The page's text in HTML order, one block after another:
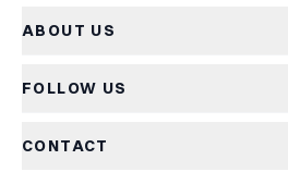
Kids games
Returns
ABOUT US
The Captain's Game
FOLLOW US
CONTACT